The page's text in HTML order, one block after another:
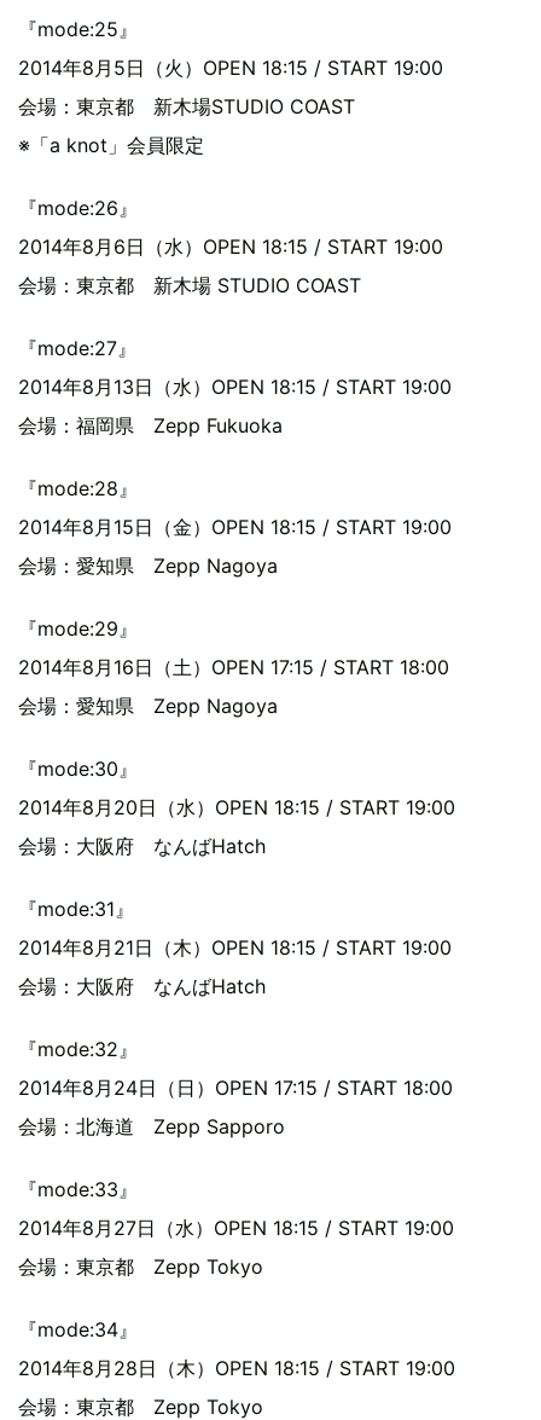
『mode:25』
2014年8月5日（火）OPEN 18:15 / START 19:00
会場：東京都 新木場STUDIO COAST
※「a knot」会員限定
『mode:26』
2014年8月6日（水）OPEN 18:15 / START 19:00
会場：東京都 新木場 STUDIO COAST
『mode:27』
2014年8月13日（水）OPEN 18:15 / START 19:00
会場：福岡県 Zepp Fukuoka
『mode:28』
2014年8月15日（金）OPEN 18:15 / START 19:00
会場：愛知県 Zepp Nagoya
『mode:29』
2014年8月16日（土）OPEN 17:15 / START 18:00
会場：愛知県 Zepp Nagoya
『mode:30』
2014年8月20日（水）OPEN 18:15 / START 19:00
会場：大阪府 なんばHatch
『mode:31』
2014年8月21日（木）OPEN 18:15 / START 19:00
会場：大阪府 なんばHatch
『mode:32』
2014年8月24日（日）OPEN 17:15 / START 18:00
会場：北海道 Zepp Sapporo
『mode:33』
2014年8月27日（水）OPEN 18:15 / START 19:00
会場：東京都 Zepp Tokyo
『mode:34』
2014年8月28日（木）OPEN 18:15 / START 19:00
会場：東京都 Zepp Tokyo